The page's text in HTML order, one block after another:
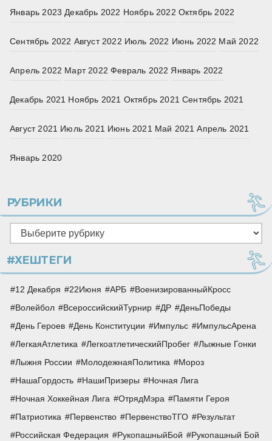
Январь 2023 Декабрь 2022 Ноябрь 2022 Октябрь 2022
Сентябрь 2022 Август 2022 Июль 2022 Июнь 2022 Май 2022
Апрель 2022 Март 2022 Февраль 2022 Январь 2022
Декабрь 2021 Ноябрь 2021 Октябрь 2021 Сентябрь 2021
Август 2021 Июль 2021 Июнь 2021 Май 2021 Апрель 2021
Январь 2020
РУБРИКИ
Рубрики
#ХЕШТЕГИ
12 Декабря 22Июня АРБ
ВоенизированныйКросс
Волейбол
ВсероссийскийТурнир ДР
ДеньПобеды
День Героев
День Конституции Импульс
ИмпульсАрена
ЛегкаяАтлетика
ЛегкоатлетическийПробег
Лыжные Гонки
Лыжня России
МолодежнаяПолитика
Мороз
НашаГордость
НашиПризеры
Ночная Лига
Ночная Хоккейная Лига
ОтрядМэра
Памяти Героя
Патриотика
Первенство ПервенствоТГО
Результат
Российская Федерация
РукопашныйБой
Рукопашный Бой